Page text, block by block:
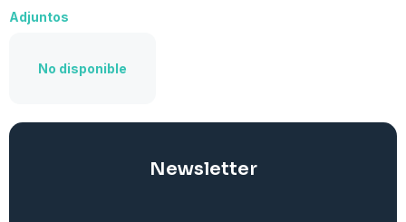
Adjuntos
No disponible
Newsletter